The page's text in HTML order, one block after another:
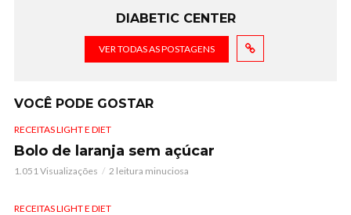
DIABETIC CENTER
VER TODAS AS POSTAGENS
VOCÊ PODE GOSTAR
RECEITAS LIGHT E DIET
Bolo de laranja sem açúcar
1.051 Visualizações 2 leitura minuciosa
RECEITAS LIGHT E DIET